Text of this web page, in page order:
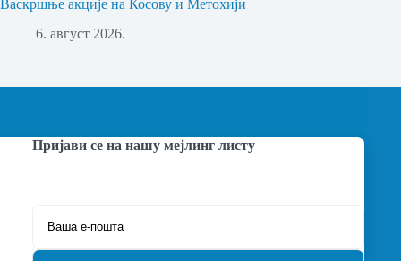
Васкршње акције на Косову и Метохији
6. август 2026.
Пријави се на нашу мејлинг листу